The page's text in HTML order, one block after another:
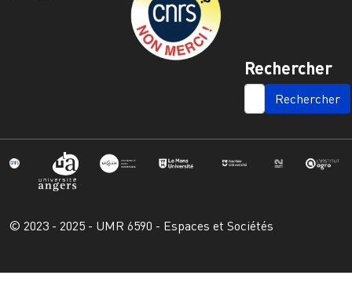
Rechercher
SEARCH
© 2023 - 2025 - UMR 6590 - Espaces et Sociétés